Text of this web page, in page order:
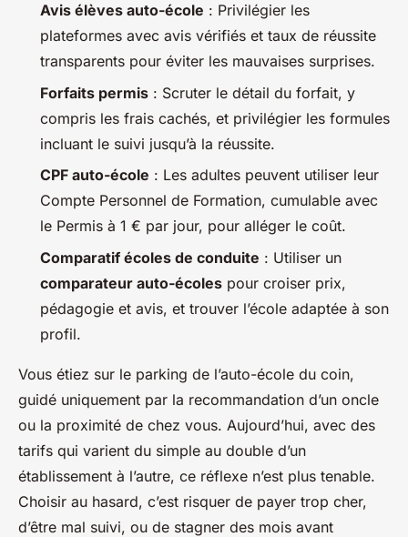
Avis élèves auto-école : Privilégier les
plateformes avec avis vérifiés et taux de réussite
transparents pour éviter les mauvaises surprises.
Forfaits permis : Scruter le détail du forfait, y
compris les frais cachés, et privilégier les formules
incluant le suivi jusqu’à la réussite.
CPF auto-école : Les adultes peuvent utiliser leur
Compte Personnel de Formation, cumulable avec
le Permis à 1 € par jour, pour alléger le coût.
Comparatif écoles de conduite : Utiliser un
comparateur auto-écoles pour croiser prix,
pédagogie et avis, et trouver l’école adaptée à son
profil.
Vous étiez sur le parking de l’auto-école du coin,
guidé uniquement par la recommandation d’un oncle
ou la proximité de chez vous. Aujourd’hui, avec des
tarifs qui varient du simple au double d’un
établissement à l’autre, ce réflexe n’est plus tenable.
Choisir au hasard, c’est risquer de payer trop cher,
d’être mal suivi, ou de stagner des mois avant